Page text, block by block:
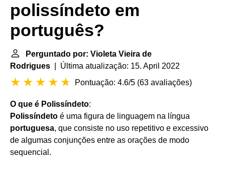
polissíndeto em
português?
Perguntado por: Violeta Vieira de
Rodrigues | Última atualização: 15. April 2022
Pontuação: 4.6/5 (63 avaliações)
O que é Polissíndeto:
Polissíndeto é uma figura de linguagem na língua
portuguesa, que consiste no uso repetitivo e excessivo
de algumas conjunções entre as orações de modo
sequencial.